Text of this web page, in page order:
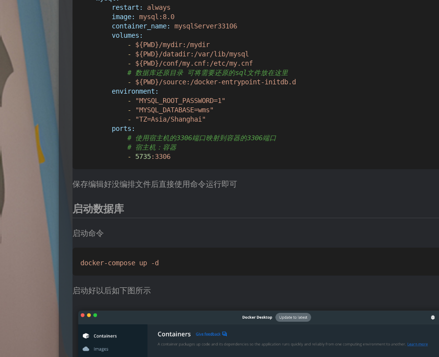
restart:
always
image:
mysql:8.0
container_name:
mysqlServer33106
volumes:
-
${PWD}/mydir:/mydir
-
${PWD}/datadir:/var/lib/mysql
-
${PWD}/conf/my.cnf:/etc/my.cnf
# 数据库还原目录 可将需要还原的sql文件放在这里
-
${PWD}/source:/docker-entrypoint-initdb.d
environment:
-
"MYSQL_ROOT_PASSWORD=1"
-
"MYSQL_DATABASE=wms"
-
"TZ=Asia/Shanghai"
ports:
# 使用宿主机的3306端口映射到容器的3306端口
# 宿主机：容器
-
5735:3306
保存编辑好没编排文件后直接使用命令运行即可
启动数据库
启动命令
docker-compose up -d
启动好以后如下图所示